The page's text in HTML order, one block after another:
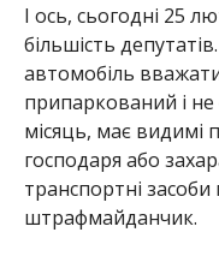
І ось, сьогодні 25
більшість
автомобіль
припаркований і
місяць, має
господаря або
транспортні засоби
штрафмайданчик.